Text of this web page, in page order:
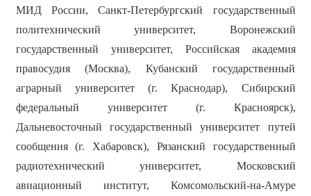
МИД России, Санкт-Петербургский государственный
политехнический университет, Воронежский
государственный университет, Российская академия
правосудия (Москва), Кубанский государственный
аграрный университет (г. Краснодар), Сибирский
федеральный университет (г. Красноярск),
Дальневосточный государственный университет путей
сообщения (г. Хабаровск), Рязанский государственный
радиотехнический университет, Московский
авиационный институт, Комсомольский-на-Амуре